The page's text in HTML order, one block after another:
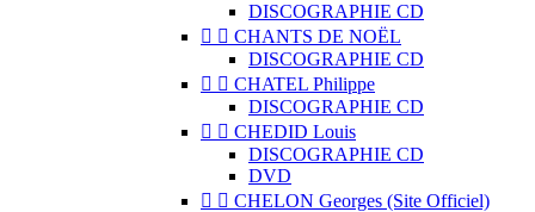
DISCOGRAPHIE CD
  CHANTS DE NOËL
DISCOGRAPHIE CD
  CHATEL Philippe
DISCOGRAPHIE CD
  CHEDID Louis
DISCOGRAPHIE CD
DVD
  CHELON Georges (Site Officiel)